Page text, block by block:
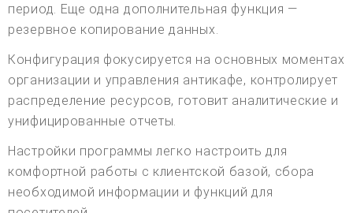
период. Еще одна дополнительная функция —
резервное копирование данных.
Конфигурация фокусируется на основных моментах
организации и управления антикафе, контролирует
распределение ресурсов, готовит аналитические и
унифицированные отчеты.
Настройки программы легко настроить для
комфортной работы с клиентской базой, сбора
необходимой информации и функций для